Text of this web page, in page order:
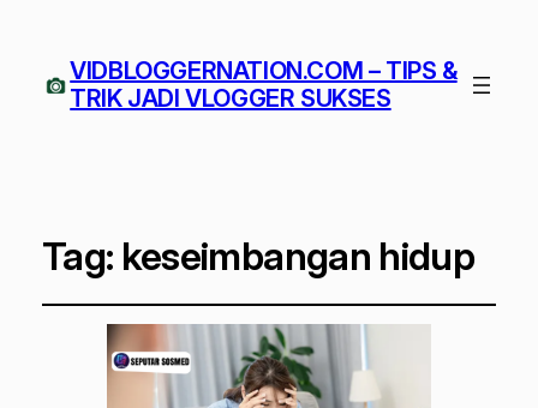
VIDBLOGGERNATION.COM – TIPS &
TRIK JADI VLOGGER SUKSES
Tag: keseimbangan hidup